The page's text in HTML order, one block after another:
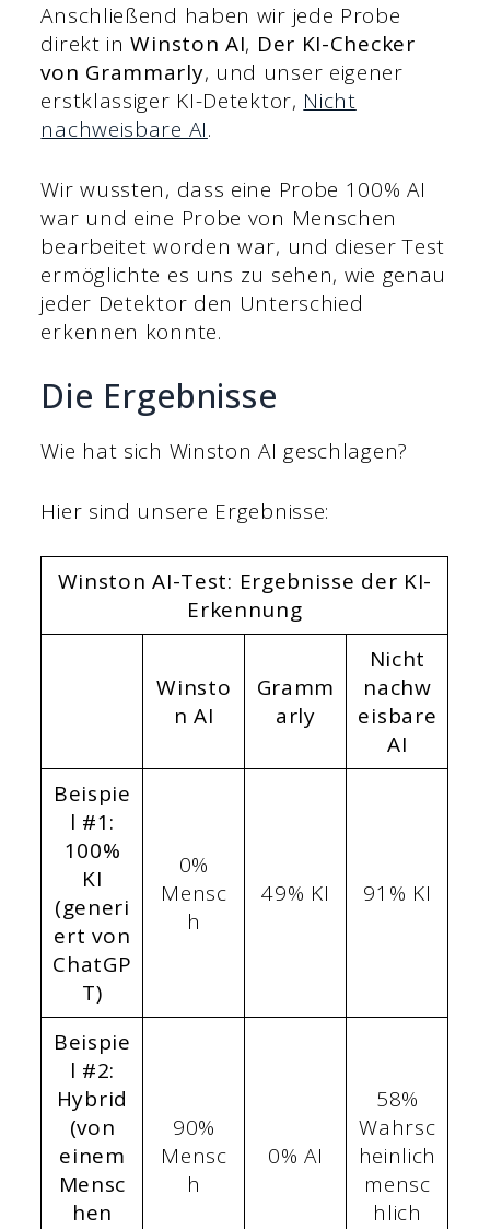
Anschließend haben wir jede Probe
direkt inWinston AI, Der KI-Checker
von Grammarly, und unser eigener
erstklassiger KI-Detektor, Nicht
nachweisbare AI.
Wir wussten, dass eine Probe 100% AI
war und eine Probe von Menschen
bearbeitet worden war, und dieser Test
ermöglichte es uns zu sehen, wie genau
jeder Detektor den Unterschied
erkennen konnte.
Die Ergebnisse
Wie hat sich Winston AI geschlagen?
Hier sind unsere Ergebnisse:
Winston AI-Test: Ergebnisse der KI-
Erkennung
Winsto
n AI
Gramm
arly
Nicht
nachw
eisbare
AI
Beispie
l #1:
100%
KI
(generi
ert von
ChatGP
T)
0%
Mensc
h
49% KI 91% KI
Beispie
l #2:
Hybrid
(von
einem
Mensc
hen
90%
Mensc
h
0% AI
58%
Wahrsc
heinlich
mensc
hlich